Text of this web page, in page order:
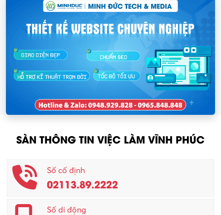
SÀN THÔNG TIN VIỆC LÀM VĨNH PHÚC
Số cố định
02113.89.2222
Số di động